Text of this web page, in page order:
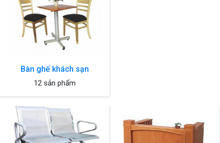
Bàn ghế khách sạn
12 sản phẩm